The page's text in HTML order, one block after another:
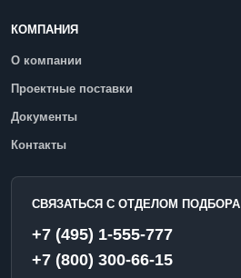
КОМПАНИЯ
О компании
Проектные поставки
Документы
Контакты
СВЯЗАТЬСЯ С ОТДЕЛОМ ПОДБОРА
+7 (495) 1-555-777
+7 (800) 300-66-15